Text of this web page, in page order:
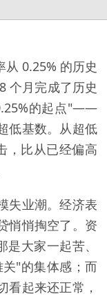
从 0.25% 的历史
个月完成了历史
的起点"——
低基数。从超低
，比从已经偏高
失业潮。经济表
悄悄掏空了。资
大家一起苦、
"的集体感；而
看起来还正常，